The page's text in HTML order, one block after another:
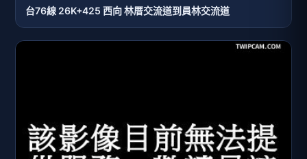
台76線 26K+425 西向 林厝交流道到員林交流道